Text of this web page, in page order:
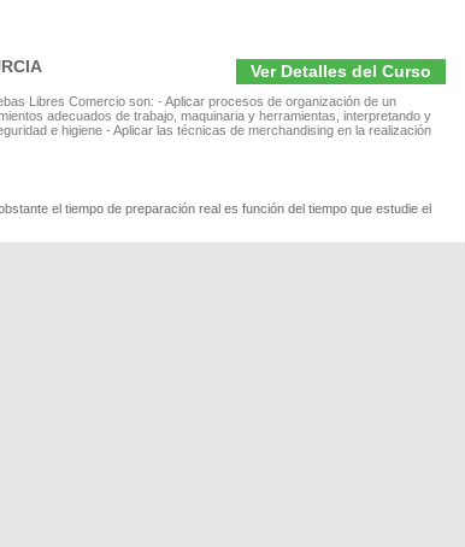
Ver Detalles del Curso
Libres Comercio son: - Aplicar procesos de organización de un
adecuados de trabajo, maquinaria y herramientas, interpretando y
e higiene - Aplicar las técnicas de merchandising en la realización
el tiempo de preparación real es función del tiempo que estudie el